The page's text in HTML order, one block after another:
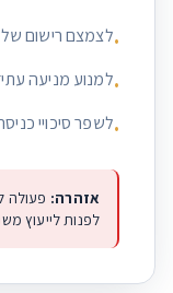
•לצמצם רישום
•למנוע מניעה
•לשפר סיכויי
אזהרה: פעולה
לפנות לייעוץ